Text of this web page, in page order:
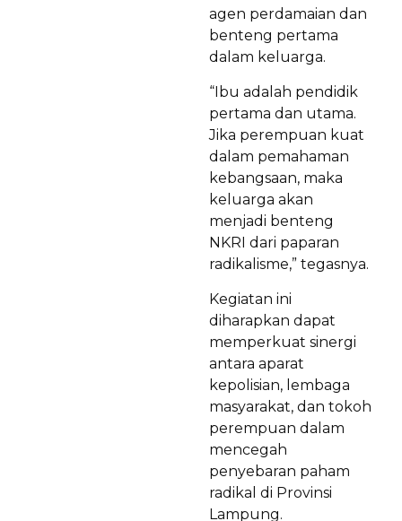
agen perdamaian dan
benteng pertama
dalam keluarga.
“Ibu adalah pendidik
pertama dan utama.
Jika perempuan kuat
dalam pemahaman
kebangsaan, maka
keluarga akan
menjadi benteng
NKRI dari paparan
radikalisme,” tegasnya.
Kegiatan ini
diharapkan dapat
memperkuat sinergi
antara aparat
kepolisian, lembaga
masyarakat, dan tokoh
perempuan dalam
mencegah
penyebaran paham
radikal di Provinsi
Lampung.